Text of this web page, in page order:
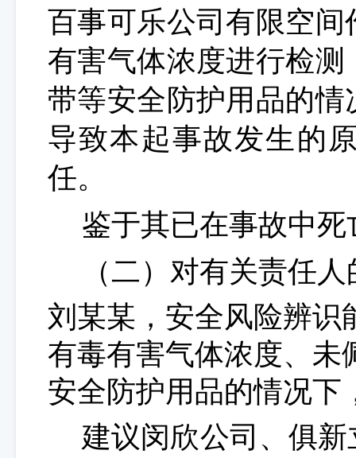
百事可乐公司有限空
有害气体浓度进行检
带等安全防护用品的
导致本起事故发生的
任。
鉴于其已在事故中
（二）对有关责任
刘某某 ，安全风险辨识
有毒有害气体浓度、未
安全防护用品的情况下
建议闵欣公司、俱新